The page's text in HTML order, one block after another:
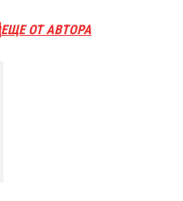
ЕЩЕ ОТ АВТОРА